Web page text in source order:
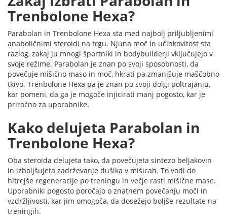
Trenbolone Hexa?
Parabolan in Trenbolone Hexa sta med najbolj priljubljenimi
anaboličnimi steroidi na trgu. Njuna moč in učinkovitost sta
razlog, zakaj ju mnogi športniki in bodybuilderji vključujejo v
svoje režime. Parabolan je znan po svoji sposobnosti, da
povečuje mišično maso in moč, hkrati pa zmanjšuje maščobno
tkivo. Trenbolone Hexa pa je znan po svoji dolgi poltrajanju,
kar pomeni, da ga je mogoče injicirati manj pogosto, kar je
priročno za uporabnike.
Kako delujeta Parabolan in
Trenbolone Hexa?
Oba steroida delujeta tako, da povečujeta sintezo beljakovin
in izboljšujeta zadrževanje dušika v mišicah. To vodi do
hitrejše regeneracije po treningu in večje rasti mišične mase.
Uporabniki pogosto poročajo o znatnem povečanju moči in
vzdržljivosti, kar jim omogoča, da dosežejo boljše rezultate na
treningih.